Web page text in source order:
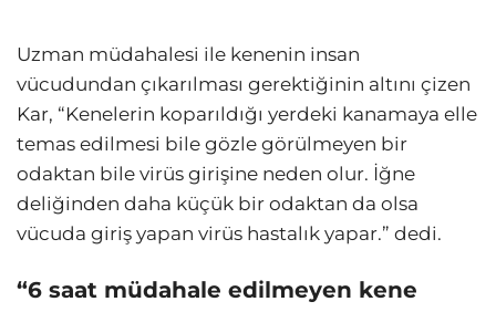
Uzman müdahalesi ile kenenin insan
vücudundan çıkarılması gerektiğinin altını çizen
Kar, “Kenelerin koparıldığı yerdeki kanamaya elle
temas edilmesi bile gözle görülmeyen bir
odaktan bile virüs girişine neden olur. İğne
deliğinden daha küçük bir odaktan da olsa
vücuda giriş yapan virüs hastalık yapar.” dedi.
“6 saat müdahale edilmeyen kene